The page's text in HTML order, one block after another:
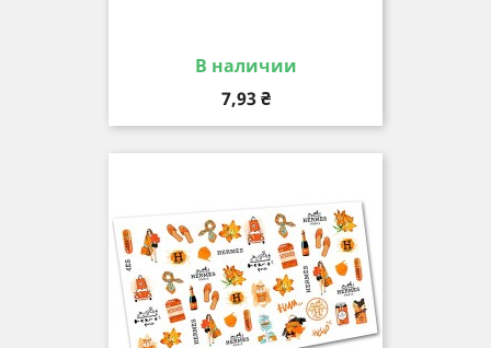
В наличии
Цена
7,93 ₴